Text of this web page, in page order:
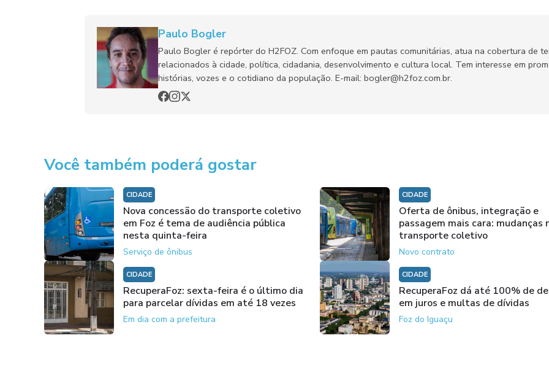
Paulo Bogler
Paulo Bogler é repórter do H2FOZ. Com enfoque em pautas comunitárias, atua na cobertura de
relacionados à cidade, política, cidadania, desenvolvimento e cultura local. Tem interesse em
histórias, vozes e o cotidiano da população. E-mail: bogler@h2foz.com.br.
Você também poderá gostar
CIDADE
Nova concessão do transporte coletivo
em Foz é tema de audiência pública
nesta quinta-feira
Serviço de ônibus
CIDADE
Oferta de ônibus, integração e
passagem mais cara: mudanças
transporte coletivo
Novo contrato
CIDADE
RecuperaFoz: sexta-feira é o último dia
para parcelar dívidas em até 18 vezes
Em dia com a prefeitura
CIDADE
RecuperaFoz dá até 100% de
em juros e multas de dívidas
Foz do Iguaçu